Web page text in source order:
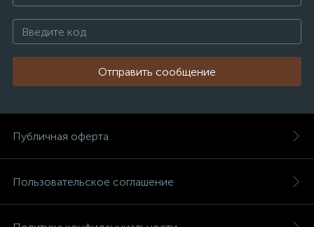
Отправить сообщение
Публичная оферта
Пользовательское соглашение